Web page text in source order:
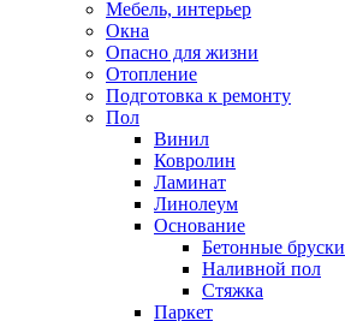
Мебель, интерьер
Окна
Опасно для жизни
Отопление
Подготовка к ремонту
Пол
Винил
Ковролин
Ламинат
Линолеум
Основание
Бетонные бруски
Наливной пол
Стяжка
Паркет